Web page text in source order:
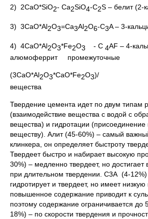
2) 2CaO*SiO2- Ca2SiO4-C2S – белит (2-
3) 3CaO*Al2O3=Ca3Al2O6-C3A – 3-
4) 4CaO*Al2O3*Fe2O3 - C 4AF – 4-
алюмоферрит промежуточные
(3CaO*Al2O3*CaO*Fe2O3
вещества
Твердение цемента идет по двум типам
(взаимодействие вещества с водой с
вещества) и гидротации (присоединение
веществу). Алит (45-60%) – самый
клинкера, он определяет быстроту
Твердеет быстро и набирает высокую
30%) – медленно твердеет, но достигает
при длительном твердении. С3А (4-
гидротирует и твердеет, но имеет низкую
повышенное содержание приводит к
поэтому содержание ограничивается до
18%) – по скорости твердения и